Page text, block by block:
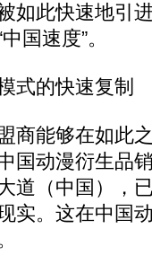
如此快速地引
国速度”。
的快速复制
能够在如此
国动漫衍生品
道（中国），
实。这在中国